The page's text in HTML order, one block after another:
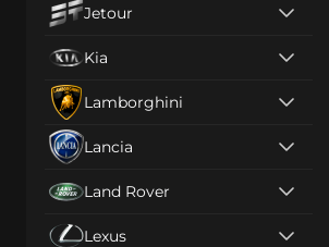
Jetour
Kia
Lamborghini
Lancia
Land Rover
Lexus